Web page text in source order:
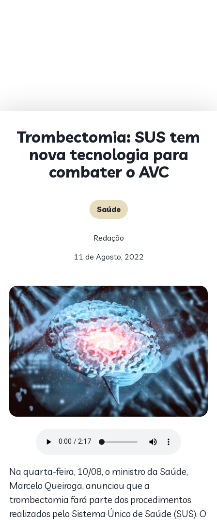
Trombectomia: SUS tem
nova tecnologia para
combater o AVC
Saúde
Redação
11 de Agosto, 2022
Na quarta-feira, 10/08, o ministro da Saúde,
Marcelo Queiroga, anunciou que a
trombectomia fará parte dos procedimentos
realizados pelo Sistema Único de Saúde (SUS). O